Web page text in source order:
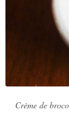
Crème de